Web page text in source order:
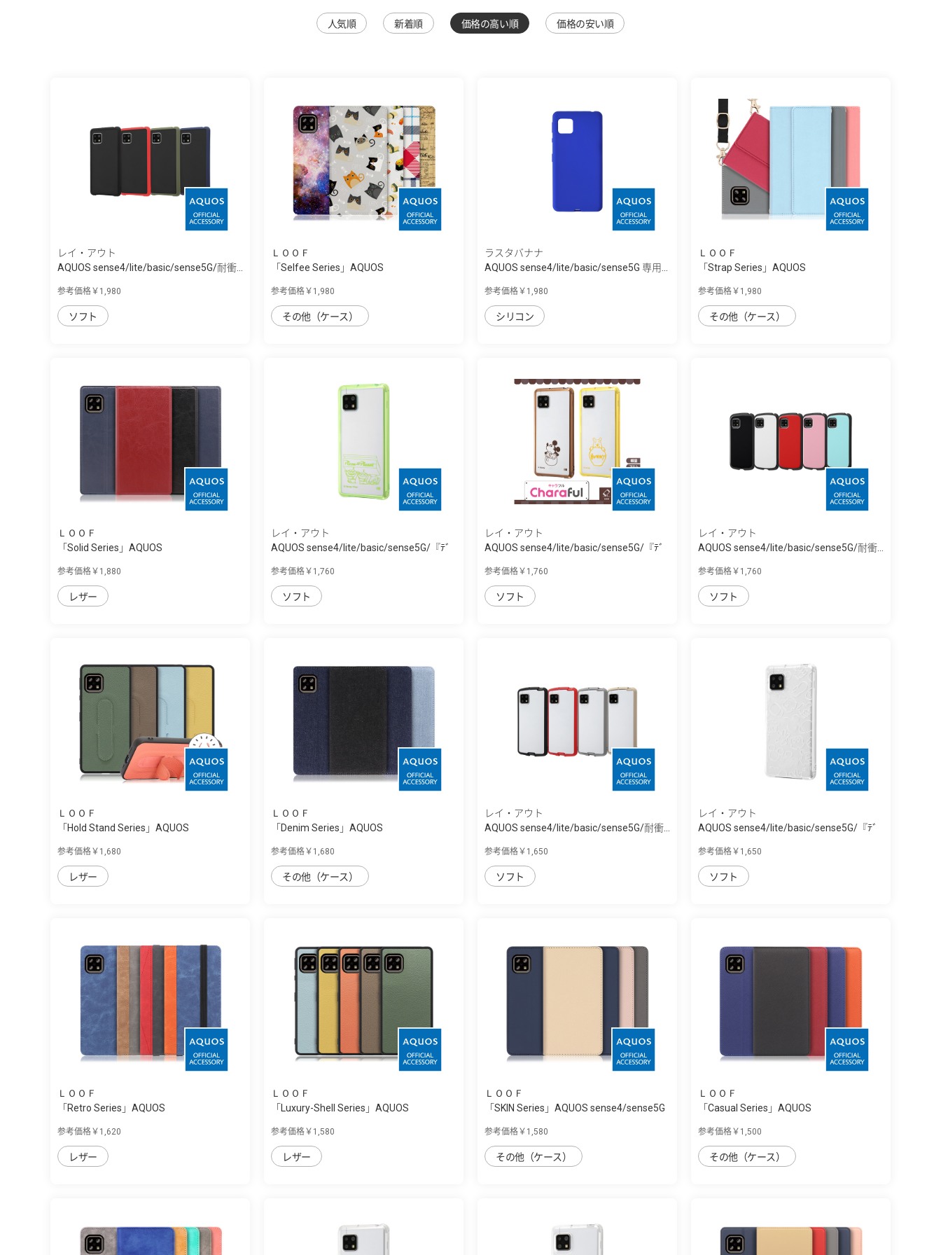
人気順 新着順 価格の高い順 価格の安い順
レイ・アウト
AQUOS sense4/lite/basic/sense5G/耐衝...
参考価格￥1,980
ソフト
ＬＯＯＦ
「Selfee Series」AQUOS
参考価格￥1,980
その他（ケース）
ラスタバナナ
AQUOS sense4/lite/basic/sense5G 専用...
参考価格￥1,980
シリコン
ＬＯＯＦ
「Strap Series」AQUOS
参考価格￥1,980
その他（ケース）
ＬＯＯＦ
「Solid Series」AQUOS
参考価格￥1,880
レザー
レイ・アウト
AQUOS sense4/lite/basic/sense5G/『ﾃﾞ
参考価格￥1,760
ソフト
レイ・アウト
AQUOS sense4/lite/basic/sense5G/『ﾃﾞ
参考価格￥1,760
ソフト
レイ・アウト
AQUOS sense4/lite/basic/sense5G/耐衝...
参考価格￥1,760
ソフト
ＬＯＯＦ
「Hold Stand Series」AQUOS
参考価格￥1,680
レザー
ＬＯＯＦ
「Denim Series」AQUOS
参考価格￥1,680
その他（ケース）
レイ・アウト
AQUOS sense4/lite/basic/sense5G/耐衝...
参考価格￥1,650
ソフト
レイ・アウト
AQUOS sense4/lite/basic/sense5G/『ﾃﾞ
参考価格￥1,650
ソフト
ＬＯＯＦ
「Retro Series」AQUOS
参考価格￥1,620
レザー
ＬＯＯＦ
「Luxury-Shell Series」AQUOS
参考価格￥1,580
レザー
ＬＯＯＦ
「SKIN Series」AQUOS sense4/sense5G
参考価格￥1,580
その他（ケース）
ＬＯＯＦ
「Casual Series」AQUOS
参考価格￥1,500
その他（ケース）